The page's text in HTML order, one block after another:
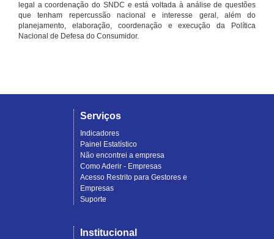
legal a coordenação do SNDC e está voltada à análise de questões
que tenham repercussão nacional e interesse geral, além do
planejamento, elaboração, coordenação e execução da Política
Nacional de Defesa do Consumidor.
Serviços
Indicadores
Painel Estatístico
Não encontrei a empresa
Como Aderir - Empresas
Acesso Restrito para Gestores e
Empresas
Suporte
Institucional